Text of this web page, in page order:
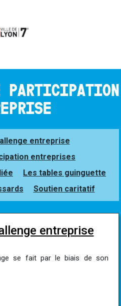
PARTICIPATION
entreprise
entreprises
Les tables guinguette
Soutien caritatif
entreprise
se fait par le biais de son